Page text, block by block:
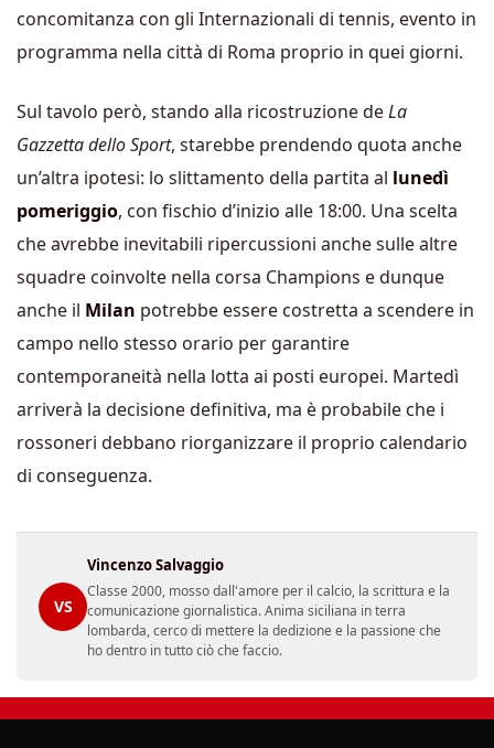
concomitanza con gli Internazionali di tennis, evento in
programma nella città di Roma proprio in quei giorni.
Sul tavolo però, stando alla ricostruzione deLa
Gazzetta dello Sport, starebbe prendendo quota anche
un’altra ipotesi: lo slittamento della partita al lunedì
pomeriggio, con fischio d’inizio alle 18:00. Una scelta
che avrebbe inevitabili ripercussioni anche sulle altre
squadre coinvolte nella corsa Champions e dunque
anche il Milan potrebbe essere costretta a scendere in
campo nello stesso orario per garantire
contemporaneità nella lotta ai posti europei. Martedì
arriverà la decisione definitiva, ma è probabile che i
rossoneri debbano riorganizzare il proprio calendario
di conseguenza.
VS
Vincenzo Salvaggio
Classe 2000, mosso dall'amore per il calcio, la scrittura e la
comunicazione giornalistica. Anima siciliana in terra
lombarda, cerco di mettere la dedizione e la passione che
ho dentro in tutto ciò che faccio.